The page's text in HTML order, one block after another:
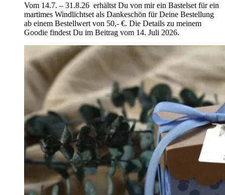
Vom 14.7. – 31.8.26 erhältst Du von mir ein Bastelset für ein
martimes Windlichtset als Dankeschön für Deine Bestellung
ab einem Bestellwert von 50,- €. Die Details zu meinem
Goodie findest Du im Beitrag vom 14. Juli 2026.